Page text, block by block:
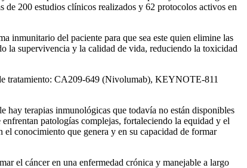
200 estudios clínicos realizados y 62 protocolos activos en
inmunitario del paciente para que sea este quien elimine las
la supervivencia y la calidad de vida, reduciendo la toxicidad
tratamiento: CA209-649 (Nivolumab), KEYNOTE-811
terapias inmunológicas que todavía no están disponibles
patologías complejas, fortaleciendo la equidad y el
conocimiento que genera y en su capacidad de formar
el cáncer en una enfermedad crónica y manejable a largo